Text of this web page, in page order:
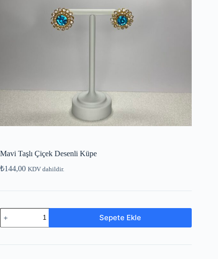
Mavi Taşlı Çiçek Desenli Küpe
₺144,00 KDV dahildir.
Sepete Ekle